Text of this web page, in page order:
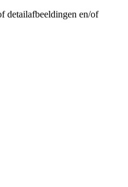
detailafbeeldingen en/of